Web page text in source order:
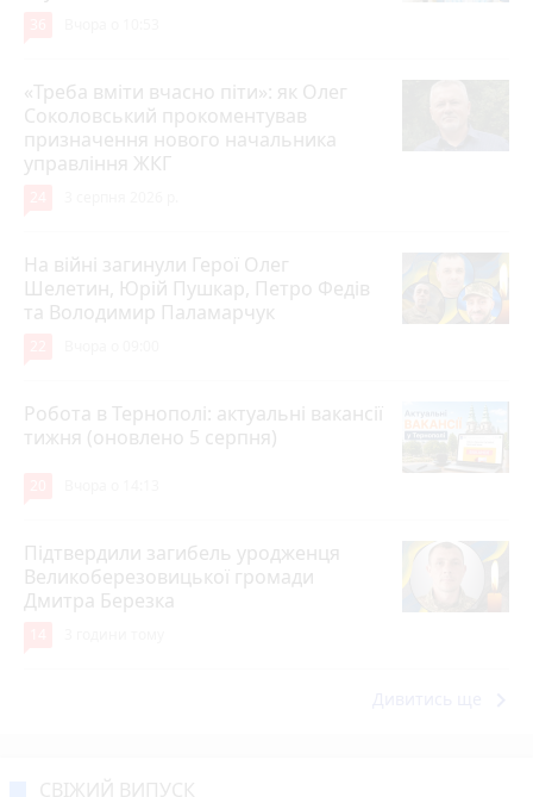
«Треба вміти вчасно піти»: як Олег
Соколовський прокоментував
призначення нового начальника
управління ЖКГ
На війні загинули Герої Олег
Шелетин, Юрій Пушкар, Петро Федів
та Володимир Паламарчук
Робота в Тернополі: актуальні вакансії
тижня (оновлено 5 серпня)
Підтвердили загибель уродженця
Великоберезовицької громади
Дмитра Березка